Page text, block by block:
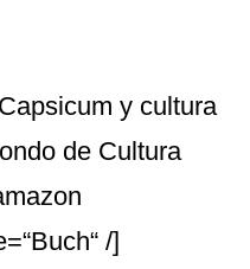
y cultura
de Cultura
/]